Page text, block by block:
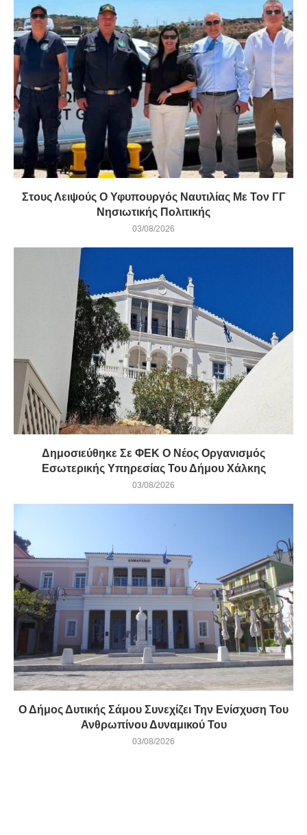
Στους Λειψούς Ο Υφυπουργός Ναυτιλίας Με Τον ΓΓ
Νησιωτικής Πολιτικής
03/08/2026
Δημοσιεύθηκε Σε ΦΕΚ Ο Νέος Οργανισμός
Εσωτερικής Υπηρεσίας Του Δήμου Χάλκης
03/08/2026
Ο Δήμος Δυτικής Σάμου Συνεχίζει Την Ενίσχυση Του
Ανθρωπίνου Δυναμικού Του
03/08/2026